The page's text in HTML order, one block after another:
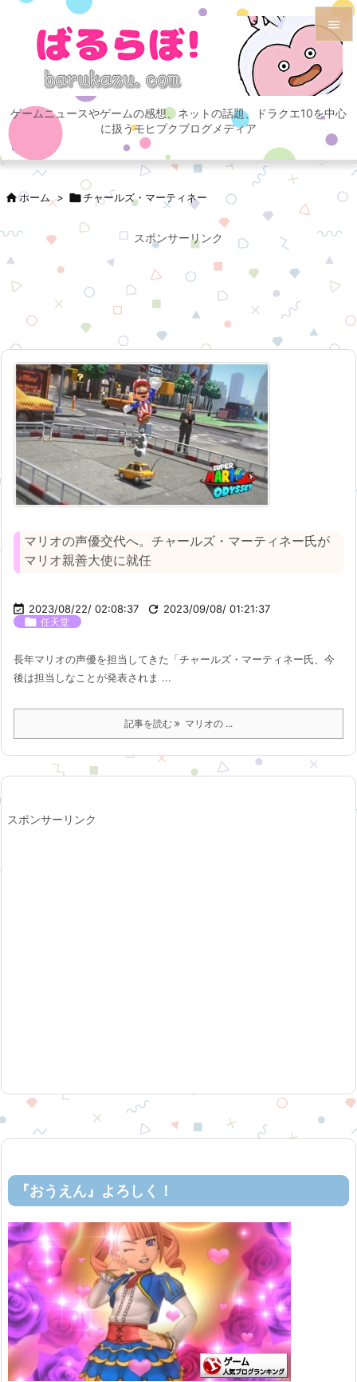
ゲームニュースやゲームの感想、ネットの話題、ドラクエ10を中心
に扱うモヒプクブログメディア

メニュ

サイド

次へ
検索
ホーム > チャールズ・マーティネー
スポンサーリンク
マリオの声優交代へ。チャールズ・マーティネー氏が
マリオ親善大使に就任
 2023/08/22/ 02:08:37  2023/09/08/ 01:21:37
 任天堂
長年マリオの声優を担当してきた「チャールズ・マーティネー氏、今
後は担当しなことが発表されま ...
記事を読む マリオの ...
スポンサーリンク
『おうえん』よろしく！